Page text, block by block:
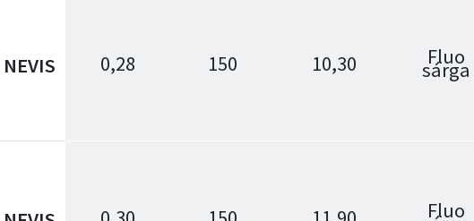
NEVIS 0,28 150 10,30 Fluo
sárga
Fluo